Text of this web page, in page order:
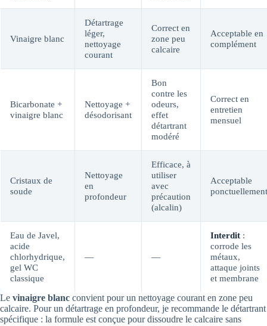
Vinaigre blanc
Détartrage
léger,
nettoyage
courant
Correct en
zone peu
calcaire
Acceptable en
complément
Bicarbonate +
vinaigre blanc
Nettoyage +
désodorisant
Bon
contre les
odeurs,
effet
détartrant
modéré
Correct en
entretien
mensuel
Cristaux de
soude
Nettoyage
en
profondeur
Efficace, à
utiliser
avec
précaution
(alcalin)
Acceptable
ponctuellement
Eau de Javel,
acide
chlorhydrique,
gel WC
classique
— —
Interdit :
corrode les
métaux,
attaque joints
et membrane
Le vinaigre blanc convient pour un nettoyage courant en zone peu
calcaire. Pour un détartrage en profondeur, je recommande le détartrant
spécifique : la formule est conçue pour dissoudre le calcaire sans